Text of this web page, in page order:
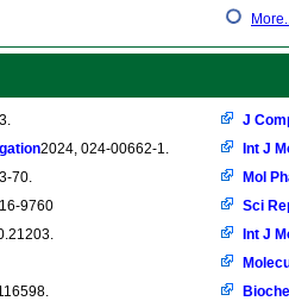
2024, 024-00662-1.
70.
9760
J
Int J
Mol
Sci
Int J